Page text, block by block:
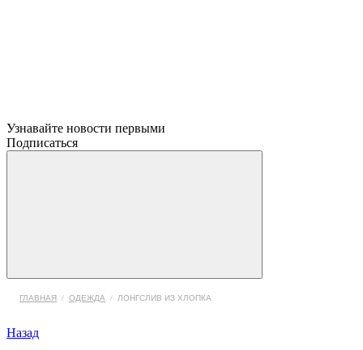
Узнавайте новости первыми
Подписаться
ГЛАВНАЯ / ОДЕЖДА / ЛОНГСЛИВ ИЗ ХЛОПКА
Назад